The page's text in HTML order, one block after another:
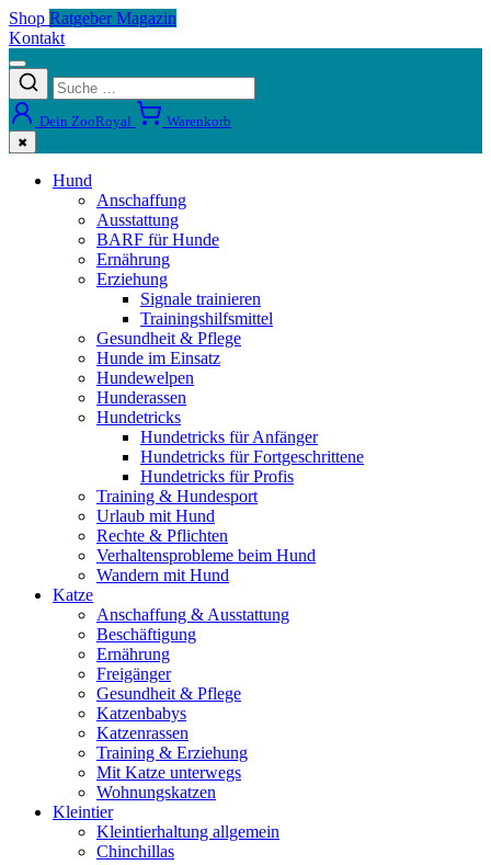
Shop Ratgeber Magazin
Kontakt
Dein ZooRoyal Warenkorb
✖
Hund
Anschaffung
Ausstattung
BARF für Hunde
Ernährung
Erziehung
Signale trainieren
Trainingshilfsmittel
Gesundheit & Pflege
Hunde im Einsatz
Hundewelpen
Hunderassen
Hundetricks
Hundetricks für Anfänger
Hundetricks für Fortgeschrittene
Hundetricks für Profis
Training & Hundesport
Urlaub mit Hund
Rechte & Pflichten
Verhaltensprobleme beim Hund
Wandern mit Hund
Katze
Anschaffung & Ausstattung
Beschäftigung
Ernährung
Freigänger
Gesundheit & Pflege
Katzenbabys
Katzenrassen
Training & Erziehung
Mit Katze unterwegs
Wohnungskatzen
Kleintier
Kleintierhaltung allgemein
Chinchillas